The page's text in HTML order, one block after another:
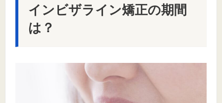
インビザライン矯正の期間
は？